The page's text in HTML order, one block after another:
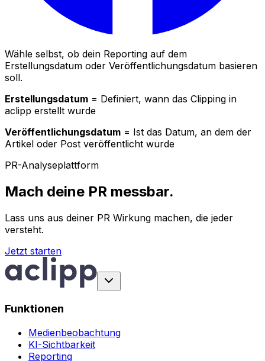
Wähle selbst, ob dein Reporting auf dem
Erstellungsdatum oder Veröffentlichungsdatum basieren
soll.
Erstellungsdatum = Definiert, wann das Clipping in
aclipp erstellt wurde
Veröffentlichungsdatum = Ist das Datum, an dem der
Artikel oder Post veröffentlicht wurde
PR-Analyseplattform
Mach deine PR messbar.
Lass uns aus deiner PR Wirkung machen, die jeder
versteht.
Jetzt starten
Funktionen
Medienbeobachtung
KI-Sichtbarkeit
Reporting